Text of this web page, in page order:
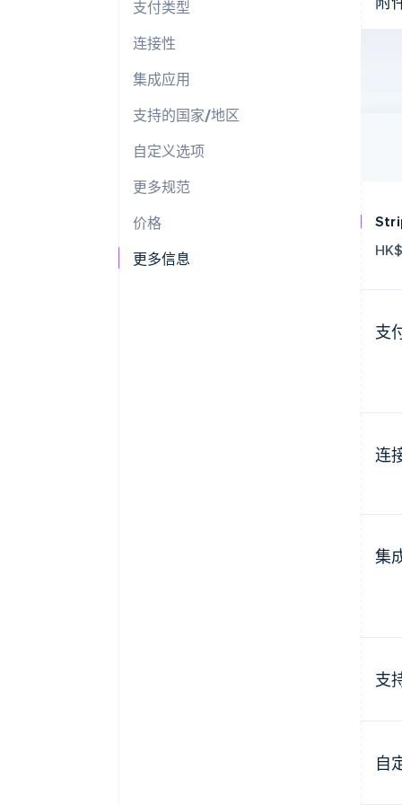
支付类型
连接性
集成应用
支持的国家/地区
自定义选项
更多规范
价格
更多信息
支
连
集
支
自